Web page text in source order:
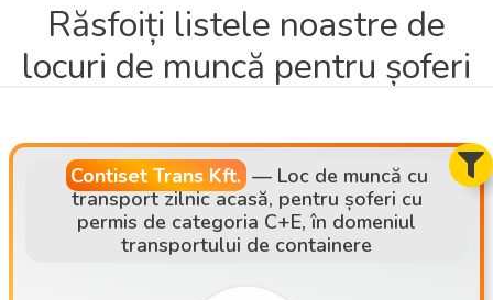
Răsfoiți listele noastre de
locuri de muncă pentru șoferi
Contiset Trans Kft.— Loc de muncă cu
transport zilnic acasă, pentru șoferi cu
permis de categoria C+E, în domeniul
transportului de containere